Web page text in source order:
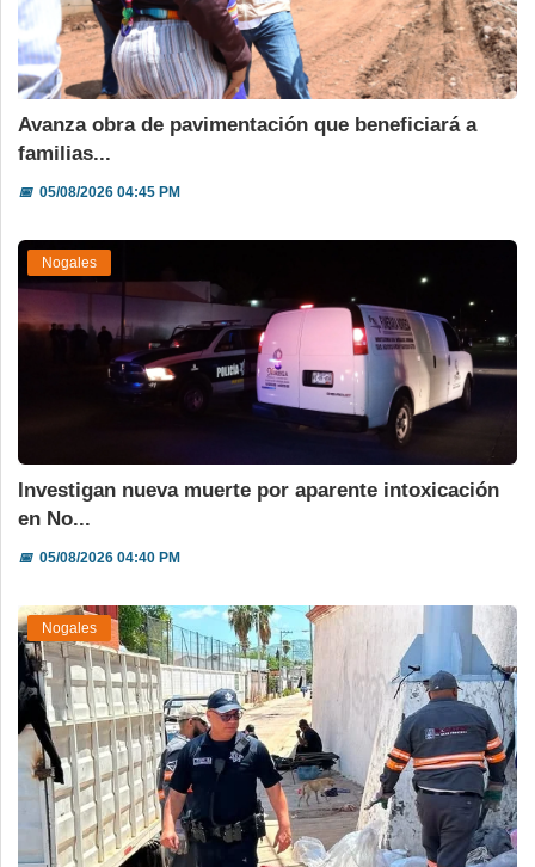
Avanza obra de pavimentación que beneficiará a
familias...
📅05/08/2026 04:45 PM
Nogales
Investigan nueva muerte por aparente intoxicación
en No...
📅05/08/2026 04:40 PM
Nogales